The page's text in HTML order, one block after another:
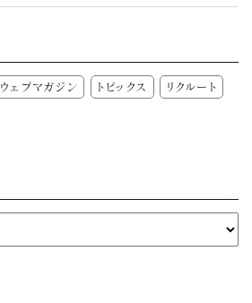
ウェブマガジン トピックス リクルート